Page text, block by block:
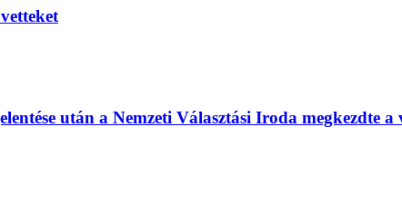
után a Nemzeti Választási Iroda megkezdte